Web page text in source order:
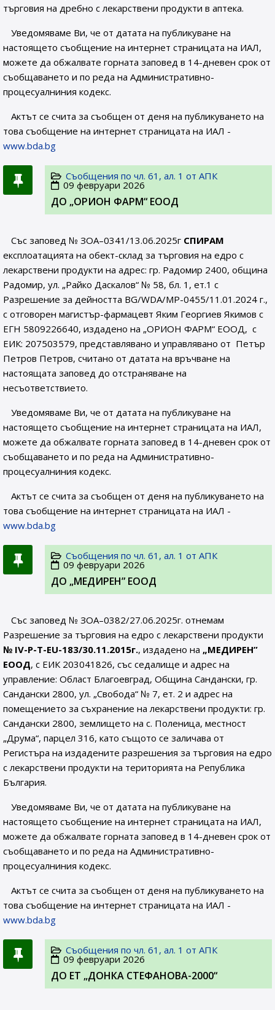
търговия на дребно с лекарствени продукти в аптека.
Уведомяваме Ви, че от датата на публикуване на
настоящето съобщение на интернет страницата на ИАЛ,
можете да обжалвате горната заповед в 14-дневен срок от
съобщаването и по реда на Административно-
процесуалниния кодекс.
Актът се счита за съобщен от деня на публикуването на
това съобщение на интернет страницата на ИАЛ -
www.bda.bg
Съобщения по чл. 61, ал. 1 от АПК
09 февруари 2026
ДО „ОРИОН ФАРМ“ ЕООД
Със заповед № ЗОА–0341/13.06.2025г СПИРАМ
експлоатацията на обект-склад за търговия на едро с
лекарствени продукти на адрес: гр. Радомир 2400, община
Радомир, ул. „Райко Даскалов“ № 58, бл. 1, ет.1 с
Разрешение за дейността BG/WDA/MP-0455/11.01.2024 г.,
с отговорен магистър-фармацевт Яким Георгиев Якимов с
ЕГН 5809226640, издадено на „ОРИОН ФАРМ“ ЕООД, с
ЕИК: 207503579, представлявано и управлявано от Петър
Петров Петров, считано от датата на връчване на
настоящата заповед до отстраняване на
несъответствието.
Уведомяваме Ви, че от датата на публикуване на
настоящето съобщение на интернет страницата на ИАЛ,
можете да обжалвате горната заповед в 14-дневен срок от
съобщаването и по реда на Административно-
процесуалниния кодекс.
Актът се счита за съобщен от деня на публикуването на
това съобщение на интернет страницата на ИАЛ -
www.bda.bg
Съобщения по чл. 61, ал. 1 от АПК
09 февруари 2026
ДО „МЕДИРЕН” ЕООД
Със заповед № ЗОА–0382/27.06.2025г. отнемам
Разрешение за търговия на едро с лекарствени продукти
№ IV-P-T-EU-183/30.11.2015г., издадено на „МЕДИРЕН”
ЕООД, с ЕИК 203041826, със седалище и адрес на
управление: Област Благоевград, Община Сандански, гр.
Сандански 2800, ул. „Свобода“ № 7, ет. 2 и адрес на
помещението за съхранение на лекарствени продукти: гр.
Сандански 2800, землището на с. Поленица, местност
„Друма“, парцел 316, като същото се заличава от
Регистъра на издадените разрешения за търговия на едро
с лекарствени продукти на територията на Република
България.
Уведомяваме Ви, че от датата на публикуване на
настоящето съобщение на интернет страницата на ИАЛ,
можете да обжалвате горната заповед в 14-дневен срок от
съобщаването и по реда на Административно-
процесуалниния кодекс.
Актът се счита за съобщен от деня на публикуването на
това съобщение на интернет страницата на ИАЛ -
www.bda.bg
Съобщения по чл. 61, ал. 1 от АПК
09 февруари 2026
ДО ЕТ „ДОНКА СТЕФАНОВА-2000“